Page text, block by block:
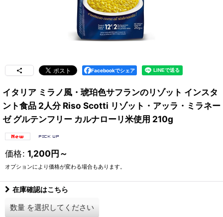
Facebookでシェア
イタリア ミラノ風・琥珀色サフランのリゾット インスタ
ント食品 2人分 Riso Scotti リゾット・アッラ・ミラネー
ゼ グルテンフリー カルナローリ米使用 210g
価格: 1,200円～
オプションにより価格が変わる場合もあります。
在庫確認はこちら
数量 を選択してください